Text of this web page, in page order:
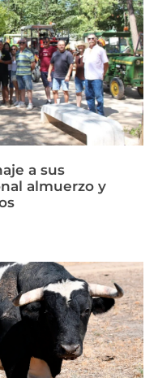
a sus
almuerzo y